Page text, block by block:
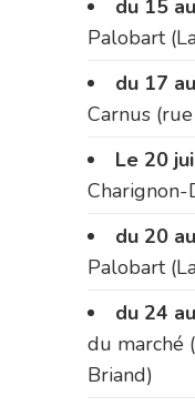
du 15
Palobart
du 17
Carnus
Le 20
Charignon-
du 20
Palobart
du 24
du marché
Briand)